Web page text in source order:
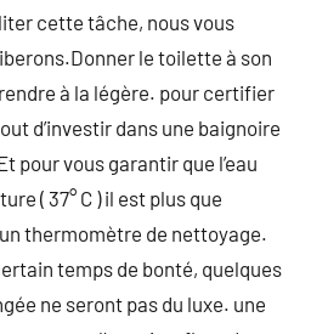
cette tâche, nous vous
le toilette à son
à la légère. pour certifier
d’investir dans une baignoire
pour vous garantir que l’eau
( 37° C ) il est plus que
thermomètre de nettoyage.
temps de bonté, quelques
ne seront pas du luxe. une